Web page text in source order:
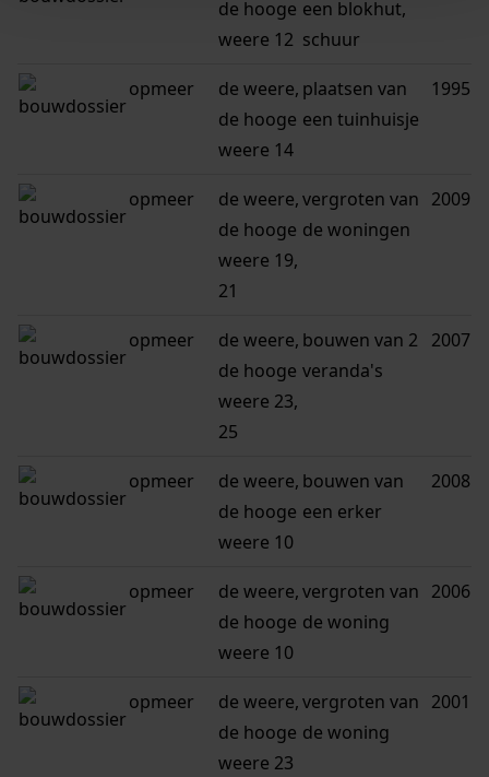
de hooge
weere 12
een blokhut,
schuur
opmeer
de weere,
de hooge
weere 14
plaatsen van
een tuinhuisje
1995
opmeer
de weere,
de hooge
weere 19,
21
vergroten van
de woningen
2009
opmeer
de weere,
de hooge
weere 23,
25
bouwen van 2
veranda's
2007
opmeer
de weere,
de hooge
weere 10
bouwen van
een erker
2008
opmeer
de weere,
de hooge
weere 10
vergroten van
de woning
2006
opmeer
de weere,
de hooge
weere 23
vergroten van
de woning
2001